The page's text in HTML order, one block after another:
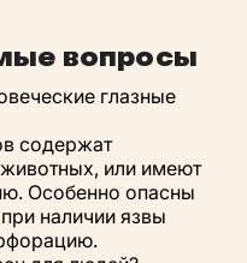
вопросы
глазные
содержат
или имеют
Особенно опасны
наличии язвы